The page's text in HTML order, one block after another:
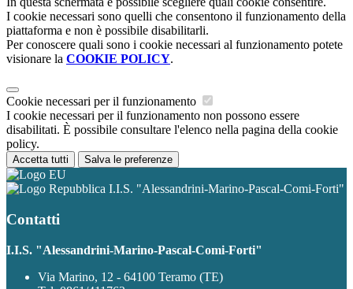
I cookie necessari sono quelli che consentono il funzionamento della
piattaforma e non è possibile disabilitarli.
Per conoscere quali sono i cookie necessari al funzionamento potete
visionare la COOKIE POLICY.
Cookie necessari per il funzionamento
I cookie necessari per il funzionamento non possono essere
disabilitati. È possibile consultare l'elenco nella pagina della cookie
policy.
Accetta tutti Salva le preferenze
I.I.S. "Alessandrini-Marino-Pascal-Comi-Forti"
Contatti
I.I.S. "Alessandrini-Marino-Pascal-Comi-Forti"
Via Marino, 12 - 64100 Teramo (TE)